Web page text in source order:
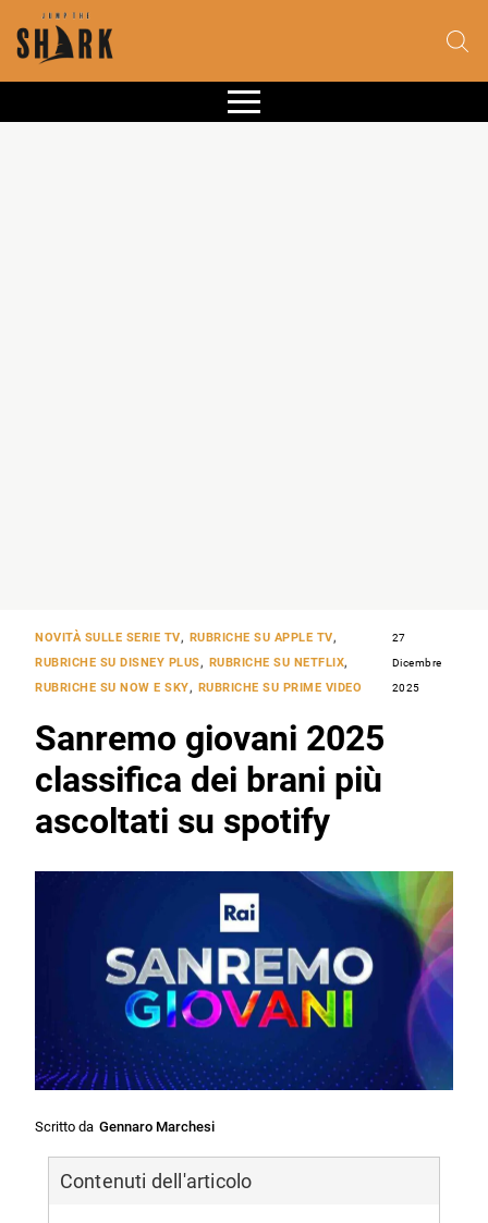
NOVITÀ SULLE SERIE TV, RUBRICHE SU APPLE TV,
RUBRICHE SU DISNEY PLUS, RUBRICHE SU NETFLIX,
RUBRICHE SU NOW E SKY, RUBRICHE SU PRIME VIDEO
27
Dicembre
2025
Sanremo giovani 2025
classifica dei brani più
ascoltati su spotify
Scritto da Gennaro Marchesi
Contenuti dell'articolo